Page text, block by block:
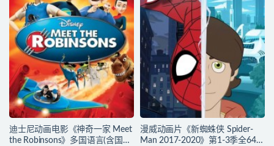
迪士尼动画电影《神奇一家 Meet
the Robinsons》多国语言(含国
漫威动画片《新蜘蛛侠 Spider-
Man 2017-2020》第1-3季全64集